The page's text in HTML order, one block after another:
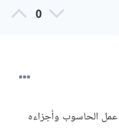
0
الحاسوب وأجزاءه